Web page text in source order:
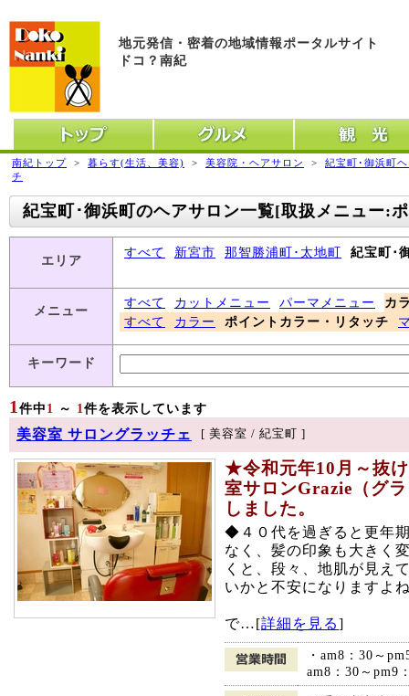
地元発信・密着の地域情報ポータルサイト
ドコ？南紀
トップ グルメ 観光
南紀トップ > 暮らす(生活、美容) > 美容院・ヘアサロン > 紀宝町･御浜町
チ
紀宝町･御浜町のヘアサロン一覧[取扱メニュー:
エリア
すべて 新宮市 那智勝浦町･太地町 紀宝町･
メニュー
すべて カットメニュー パーマメニュー
カ
すべて
カラー ポイントカラー・リタッチ
キーワード
1 件中 1 ～ 1 件を表示しています
美容室 サロングラッチェ [ 美容室 / 紀宝町 ]
★令和元年10月～抜
室サロンGrazie（グ
しました。
◆４０代を過ぎると更年
なく、髪の印象も大きく
くと、段々、地肌が見え
いかと不安になりますよ
で…[詳細を見る]
・am8：30～
am8：30～pm9